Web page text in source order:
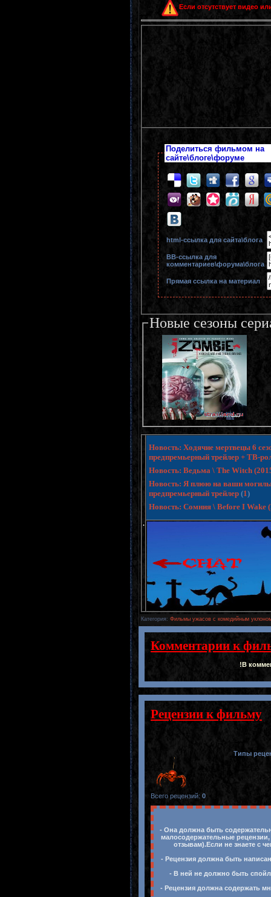
Если отсутствует видео
Поделиться фильмом на
сайте\блоге\форуме
html-cсылка для сайта\блога
BB-cсылка для
комментариев\форума\блога
Прямая ссылка на материал
Новые сезоны
.
Новость: Ходячие мертвецы 6
предпремьерный трейлер + ТВ-
Новость: Ведьма \ The Witch
Новость: Я плюю на ваши
предпремьерный трейлер (1)
Новость: Сомния \ Before I Wake
Категория: Фильмы ужасов с комедийным
Комментарии к
!В
Рецензии к фильму
Типы
Всего рецензий: 0
- Она должна быть
малосодержательные
отзывам).Если не знаете с
- Рецензия должна быть
- В ней не должно быть
- Рецензия должна содержать